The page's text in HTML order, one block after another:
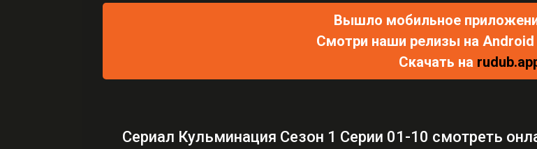
Вышло мобильное
Смотри наши релизы на Android
Скачать на
Сериал Кульминация Сезон 1 Серии 01-10 смотреть